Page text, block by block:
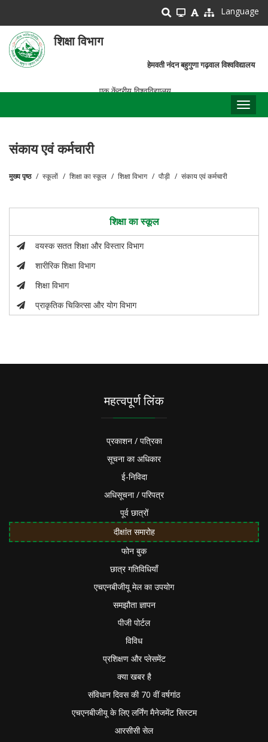
main
content
Language
शिक्षा विभाग
हेमवती नंदन बहुगुणा गढ़वाल विश्वविद्यालय
एक केंद्रीय विश्वविद्यालय
संकाय एवं कर्मचारी
मुख्य पृष्ठ स्कूलों शिक्षा का स्कूल शिक्षा विभाग पौड़ी संकाय एवं कर्मचारी
शिक्षा का स्कूल
वयस्क सतत शिक्षा और विस्तार विभाग
शारीरिक शिक्षा विभाग
शिक्षा विभाग
प्राकृतिक चिकित्सा और योग विभाग
महत्वपूर्ण लिंक
प्रकाशन / पत्रिका
सूचना का अधिकार
ई-निविदा
अधिसूचना / परिपत्र
पूर्व छात्रों
दीक्षांत समारोह
फोन बुक
छात्र गतिविधियाँ
एचएनबीजीयू मेल का उपयोग
समझौता ज्ञापन
पीजी पोर्टल
विविध
प्रशिक्षण और प्लेसमेंट
क्या खबर है
संविधान दिवस की 70 वीं वर्षगांठ
एचएनबीजीयू के लिए लर्निंग मैनेजमेंट सिस्टम
आरसीसी सेल